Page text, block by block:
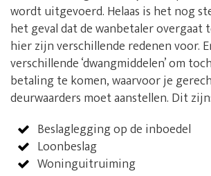
wordt uitgevoerd. Helaas is het nog
het geval dat de wanbetaler overgaat
hier zijn verschillende redenen voor.
verschillende ‘dwangmiddelen’ om
betaling te komen, waarvoor je
deurwaarders moet aanstellen. Dit zijn:
Beslaglegging op de inboedel
Loonbeslag
Woninguitruiming